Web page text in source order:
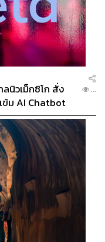
นิวเม็กซิโก สั่ง
ข้ม AI Chatbot
...